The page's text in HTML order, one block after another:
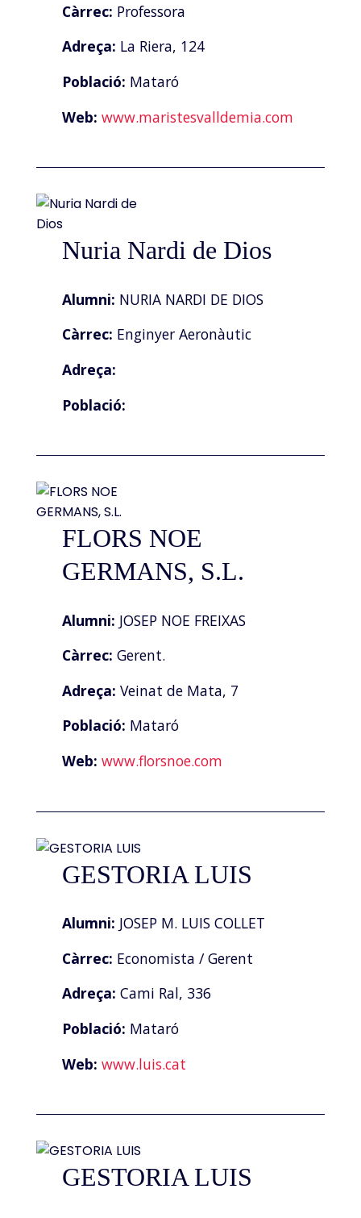
Càrrec: Professora
Adreça: La Riera, 124
Població: Mataró
Web: www.maristesvalldemia.com
Nuria Nardi de Dios
Alumni: NURIA NARDI DE DIOS
Càrrec: Enginyer Aeronàutic
Adreça:
Població:
FLORS NOE
GERMANS, S.L.
Alumni: JOSEP NOE FREIXAS
Càrrec: Gerent.
Adreça: Veinat de Mata, 7
Població: Mataró
Web: www.florsnoe.com
GESTORIA LUIS
Alumni: JOSEP M. LUIS COLLET
Càrrec: Economista / Gerent
Adreça: Cami Ral, 336
Població: Mataró
Web: www.luis.cat
GESTORIA LUIS